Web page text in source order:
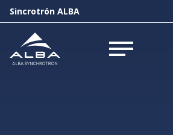
Sincrotrón ALBA
Abrir menú